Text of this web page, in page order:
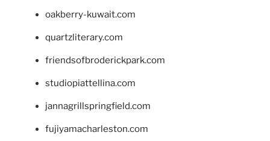
oakberry-kuwait.com
quartzliterary.com
friendsofbroderickpark.com
studiopiattellina.com
jannagrillspringfield.com
fujiyamacharleston.com